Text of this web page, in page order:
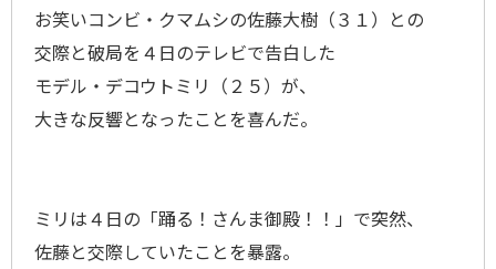
お笑いコンビ・クマムシの佐藤大樹（３１）との
交際と破局を４日のテレビで告白した
モデル・デコウトミリ（２５）が、
大きな反響となったことを喜んだ。
ミリは４日の「踊る！さんま御殿！！」で突然、
佐藤と交際していたことを暴露。